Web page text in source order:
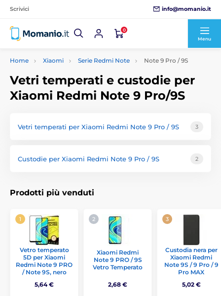
Scrivici info@momanio.it
0
Menu
Home Xiaomi Serie Redmi Note Note 9 Pro / 9S
Vetri temperati e custodie per
Xiaomi Redmi Note 9 Pro/9S
Vetri temperati per Xiaomi Redmi Note 9 Pro / 9S 3
Custodie per Xiaomi Redmi Note 9 Pro / 9S 2
Prodotti più venduti
Vetro temperato
5D per Xiaomi
Redmi Note 9 PRO
/ Note 9S, nero
5,64 €
Xiaomi Redmi
Note 9 PRO / 9S
Vetro Temperato
2,68 €
Custodia nera per
Xiaomi Redmi
Note 9S / 9 Pro / 9
Pro MAX
5,02 €